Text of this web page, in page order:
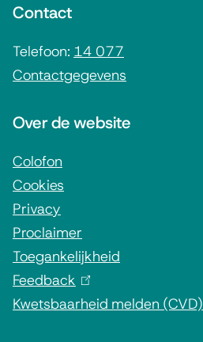
m
Contact
Telefoon: 14 077
Contactgegevens
Over de website
Colofon
Cookies
Privacy
Proclaimer
Toegankelijkheid
Feedback
l
Kwetsbaarheid melden (CVD)